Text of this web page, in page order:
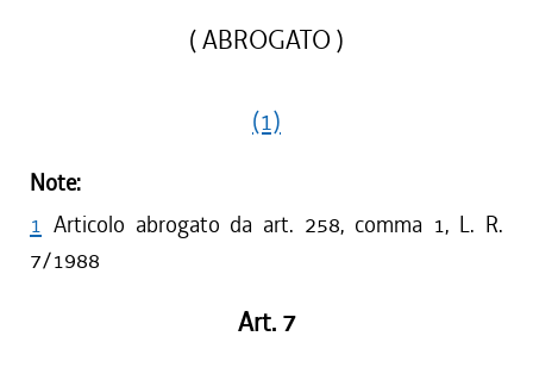
( ABROGATO )
(1)
Note:
1 Articolo abrogato da art. 258, comma 1, L. R.
7/1988
Art. 7